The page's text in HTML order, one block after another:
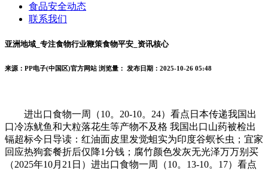
食品安全动态
联系我们
亚洲地域_专注食物行业鞭策食物平安_资讯核心
来源：PP电子(中国区)官方网站 浏览量： 发布日期：2025-10-26 05:48
进出口食物一周（10。20-10。24）看点日本传递我国出
口冷冻鱿鱼和大粒落花生等产物不及格 我国出口山药被检出
镉超标今日导读：红油面皮里发觉蛆实为印度谷螟长虫；宜家
回应热狗套餐折后仅降1分钱；腐竹颜色发灰无光泽万万别买
（2025年10月21日）进出口食物一周（10。13-10。17）看点